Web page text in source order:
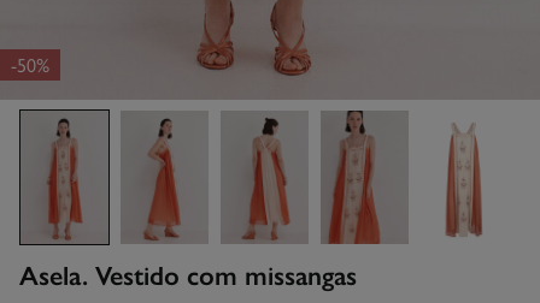
-50%
Asela. Vestido com missangas